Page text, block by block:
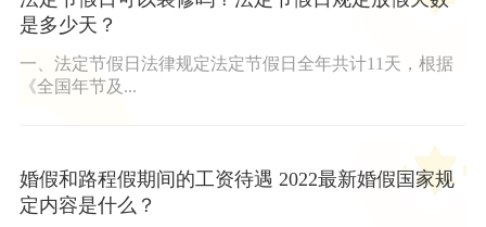
是多少天？
一、法定节假日法律规定法定节假日全年共计11天，根据
《全国年节及...
婚假和路程假期间的工资待遇 2022最新婚假国家规
定内容是什么？